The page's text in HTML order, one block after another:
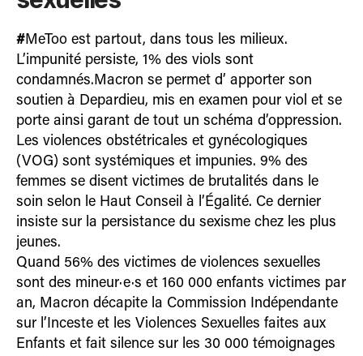
#MeToo est partout, dans tous les milieux.
L’impunité persiste, 1% des viols sont
condamnés.Macron se permet d’ apporter son
soutien à Depardieu, mis en examen pour viol et se
porte ainsi garant de tout un schéma d’oppression.
Les violences obstétricales et gynécologiques
(VOG) sont systémiques et impunies. 9% des
femmes se disent victimes de brutalités dans le
soin selon le Haut Conseil à l’Égalité. Ce dernier
insiste sur la persistance du sexisme chez les plus
jeunes.
Quand 56% des victimes de violences sexuelles
sont des mineur·e·s et 160 000 enfants victimes par
an, Macron décapite la Commission Indépendante
sur l’Inceste et les Violences Sexuelles faites aux
Enfants et fait silence sur les 30 000 témoignages